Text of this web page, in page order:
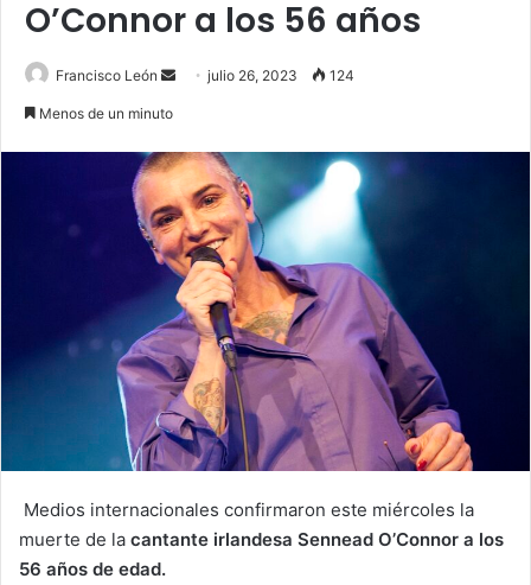
O’Connor a los 56 años
Francisco León
Sendjulio 26, 2023 124
Menos de un minuto
Medios internacionales confirmaron este miércoles la
muerte de la cantante irlandesa Sennead O’Connor a los
56 años de edad.